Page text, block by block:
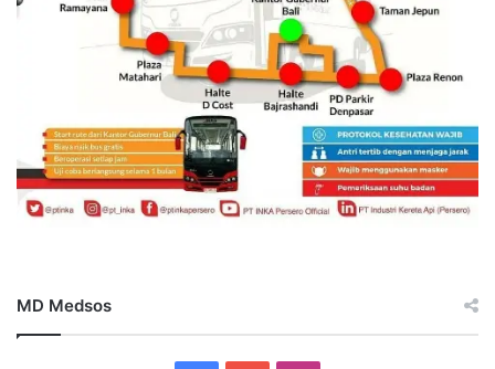
MD Medsos